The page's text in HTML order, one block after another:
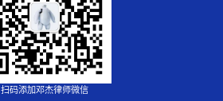
扫码添加邓杰律师微信